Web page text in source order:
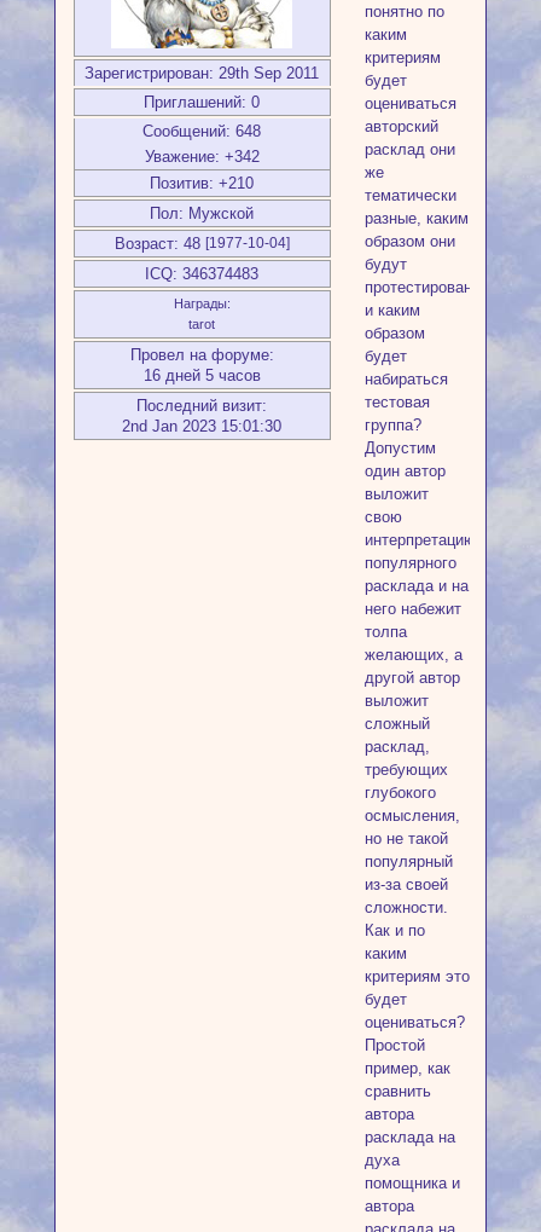
Зарегистрирован: 29th Sep 2011
Приглашений: 0
Сообщений: 648
Уважение: +342
Позитив: +210
Пол: Мужской
Возраст: 48 [1977-10-04]
ICQ: 346374483
Награды:
tarot
Провел на форуме:
16 дней 5 часов
Последний визит:
2nd Jan 2023 15:01:30
понятно по
каким
критериям
будет
оцениваться
авторский
расклад они
же
тематически
разные, каким
образом они
будут
протестированы
и каким
образом
будет
набираться
тестовая
группа?
Допустим
один автор
выложит
свою
интерпретацию
популярного
расклада и на
него набежит
толпа
желающих, а
другой автор
выложит
сложный
расклад,
требующих
глубокого
осмысления,
но не такой
популярный
из-за своей
сложности.
Как и по
каким
критериям это
будет
оцениваться?
Простой
пример, как
сравнить
автора
расклада на
духа
помощника и
автора